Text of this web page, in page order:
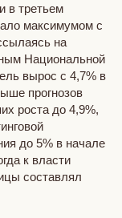
в третьем
максимумом с
на
Национальной
вырос с 4,7% в
прогнозов
роста до 4,9%,
до 5% в начале
к власти
составлял